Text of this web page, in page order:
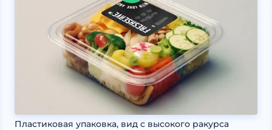
Пластиковая упаковка, вид с высокого ракурса